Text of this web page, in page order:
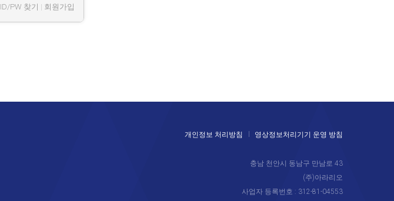
ID/PW 찾기 | 회원가입
개인정보 처리방침 영상정보처리기기 운영 방침
충남 천안시 동남구 만남로 43
(주)아라리오
사업자 등록번호 : 312-81-04553